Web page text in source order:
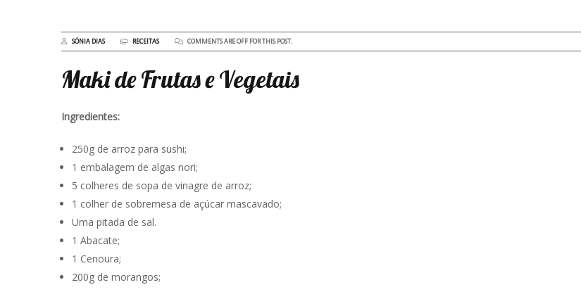
SÓNIA DIAS RECEITAS COMMENTS ARE OFF FOR THIS POST.
Maki de Frutas e Vegetais
Ingredientes:
250g de arroz para sushi;
1 embalagem de algas nori;
5 colheres de sopa de vinagre de arroz;
1 colher de sobremesa de açúcar mascavado;
Uma pitada de sal.
1 Abacate;
1 Cenoura;
200g de morangos;